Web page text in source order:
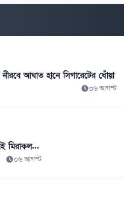
বাংলাদেশ, ইনিংস ব্যবধানে লজ্জার
ধাক্কা, প্রাণ গেল দুজনের
প্রথম বেইমানি করেছেন ডা.
আঘাত হানে সিগারেটের ধোঁয়া
০৬ আগস্ট
মিরাকল...
০৬ আগস্ট